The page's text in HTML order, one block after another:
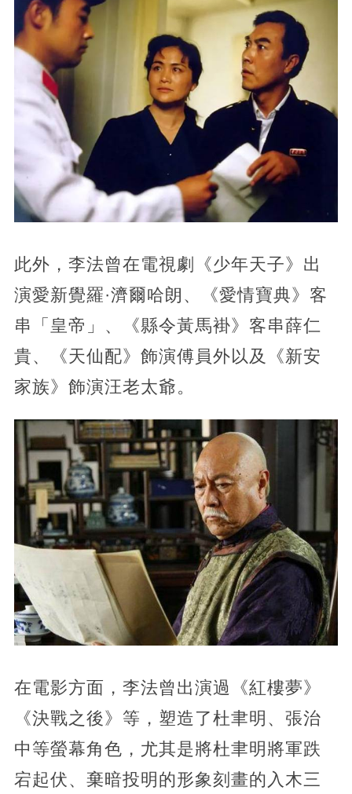
此外，李法曾在電視劇《少年天子》出
演愛新覺羅·濟爾哈朗、《愛情寶典》客
串「皇帝」、《縣令黃馬褂》客串薛仁
貴、《天仙配》飾演傅員外以及《新安
家族》飾演汪老太爺。
在電影方面，李法曾出演過《紅樓夢》
《決戰之後》等，塑造了杜聿明、張治
中等螢幕角色，尤其是將杜聿明將軍跌
宕起伏、棄暗投明的形象刻畫的入木三